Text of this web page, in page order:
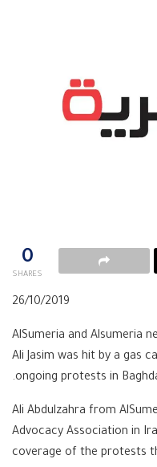
0
SHARES
26/10/2019
AlSumeria and Alsumeria
Ali Jasim was hit by a gas
ongoing protests in
Ali Abdulzahra from
Advocacy Association in
coverage of the protests